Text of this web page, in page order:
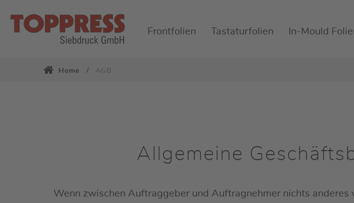
Frontfolien Tastaturfolien In-Mould
Home AGB
Allgemeine
Wenn zwischen Auftraggeber und Auftragnehmer nichts